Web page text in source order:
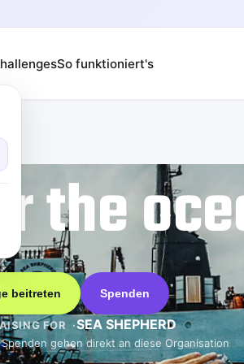
So funktioniert's
the
beitreten Spenden
FOR SEA SHEPHERD
gehen direkt an diese Organisation